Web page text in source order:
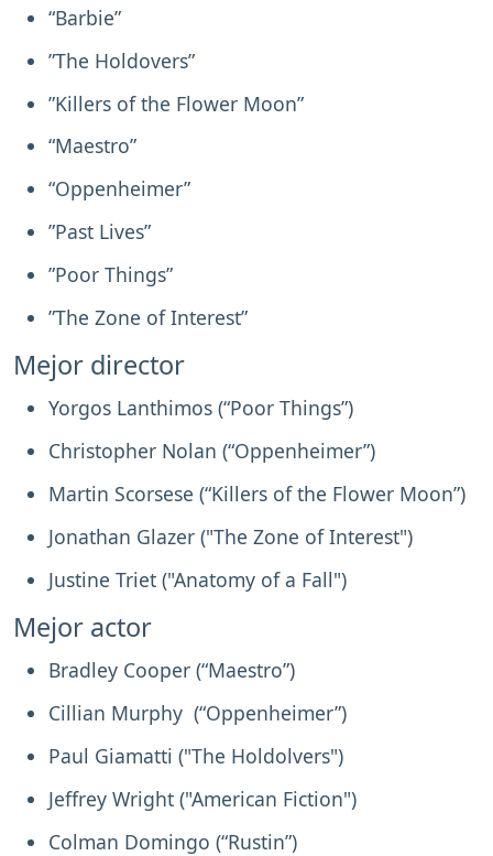
“Barbie”
”The Holdovers”
”Killers of the Flower Moon”
“Maestro”
“Oppenheimer”
”Past Lives”
”Poor Things”
”The Zone of Interest”
Mejor director
Yorgos Lanthimos (“Poor Things”)
Christopher Nolan (“Oppenheimer”)
Martin Scorsese (“Killers of the Flower Moon”)
Jonathan Glazer ("The Zone of Interest")
Justine Triet ("Anatomy of a Fall")
Mejor actor
Bradley Cooper (“Maestro”)
Cillian Murphy (“Oppenheimer”)
Paul Giamatti ("The Holdolvers")
Jeffrey Wright ("American Fiction")
Colman Domingo (“Rustin”)